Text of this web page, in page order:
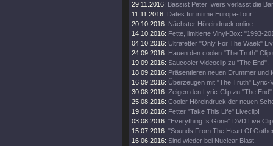
29.11.2016: Bassist Peter Iwers verlässt die
11.11.2016: Dates für intime Europa-Tour!!
20.10.2016: Nächster Höreindruck online...
14.10.2016: Fette, limitierte Vinyl-Box: "1993-
04.10.2016: Ultrafetter "Only For The Waek"
24.09.2016: Hauen den coolen "The Truth" Clip
19.09.2016: Saucooler Videoclip zu "The End".
18.09.2016: Präsentieren neuen Drummer und
16.09.2016: Überzeugen mit "The Truth" Lyric-
30.08.2016: Zeigen den Lyric-Clip zu "The End".
25.08.2016: Cooler Höreindruck der neuen
19.08.2016: Fetter "Take This Life" Liveclip!
03.08.2016: "Everything Is Gone" DVD Live
15.07.2016: "Sounds From The Heart Of
16.06.2016: Sind wieder bei Nuclear Blast.